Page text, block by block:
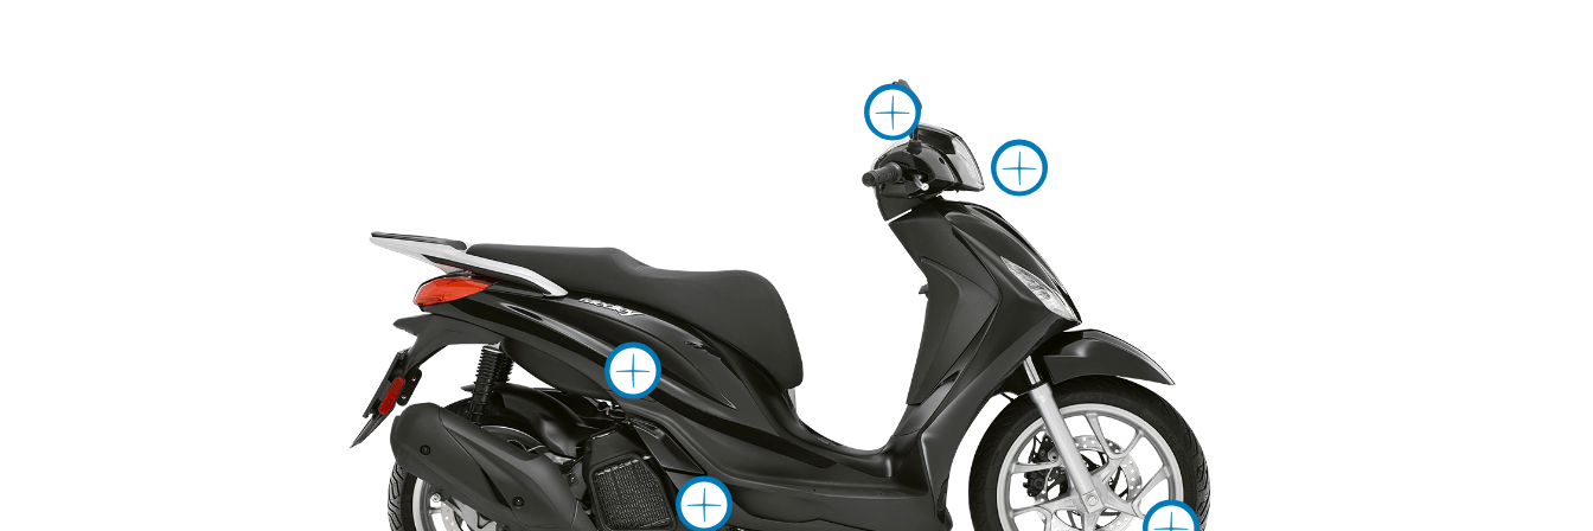
Više informacija o
Više informacija o
Više informacija o